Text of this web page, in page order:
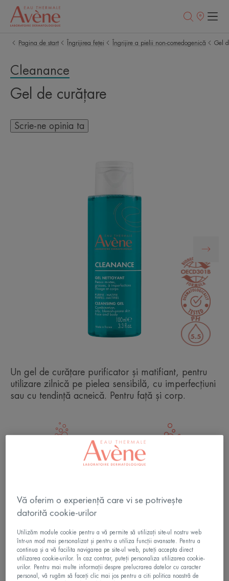
Retailerii
Pagina de start Îngrijirea feței Îngrijire a pielii non-comedogenică Gel
Cleanance
Gel de curățare
Scrie-ne opinia ta
Un gel de curățare purificator și matifiant, pentru
utilizare zilnică pe pielea sensibilă, cu imperfecțiuni
sau cu tendință acneică. Pentru față și corp.
Purificator, calmant, matifiant
Flacon Flacon
100ml
Vă oferim o experiență care vi se potrivește
datorită cookie-urilor
Utilizăm module cookie pentru a vă permite să utilizați site-ul nostru web
într-un mod mai personalizat și pentru a utiliza funcții avansate. Pentru a
continua și a vă facilita navigarea pe site-ul web, puteți accepta direct
utilizarea cookie-urilor. În caz contrar, puteți personaliza utilizarea cookie-
urilor. Pentru mai multe informații despre prelucrarea datelor cu caracter
personal, vă rugăm să faceți clic mai jos pentru a citi politica noastră de